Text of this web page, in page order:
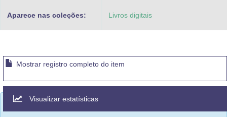
Aparece nas coleções: Livros digitais
Mostrar registro completo do item
Visualizar estatísticas